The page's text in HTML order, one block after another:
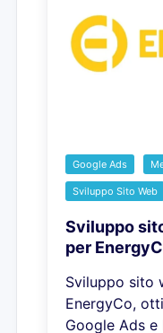
Google Ads
Sviluppo Sito Web
Sviluppo
per
Sviluppo sito
EnergyCo,
Google Ads